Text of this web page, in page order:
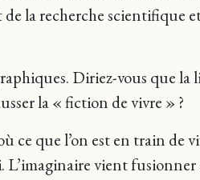
la recherche scientifique
Diriez-vous que la
la « fiction de vivre » ?
ce que l’on est en train de
L’imaginaire vient fusionner